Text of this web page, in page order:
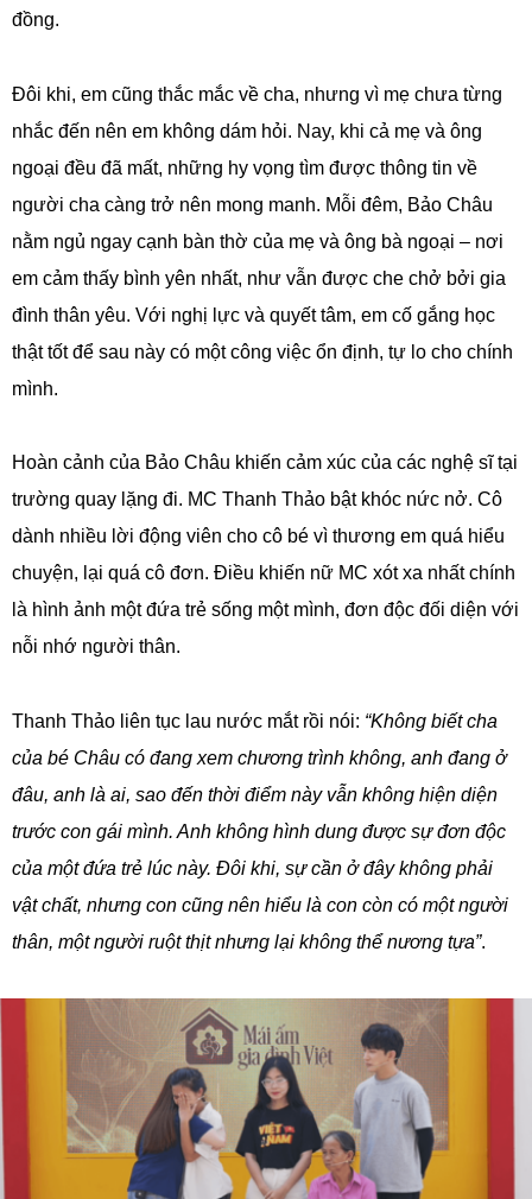
đồng.
Đôi khi, em cũng thắc mắc về cha, nhưng vì mẹ chưa từng
nhắc đến nên em không dám hỏi. Nay, khi cả mẹ và ông
ngoại đều đã mất, những hy vọng tìm được thông tin về
người cha càng trở nên mong manh. Mỗi đêm, Bảo Châu
nằm ngủ ngay cạnh bàn thờ của mẹ và ông bà ngoại – nơi
em cảm thấy bình yên nhất, như vẫn được che chở bởi gia
đình thân yêu. Với nghị lực và quyết tâm, em cố gắng học
thật tốt để sau này có một công việc ổn định, tự lo cho chính
mình.
Hoàn cảnh của Bảo Châu khiến cảm xúc của các nghệ sĩ tại
trường quay lặng đi. MC Thanh Thảo bật khóc nức nở. Cô
dành nhiều lời động viên cho cô bé vì thương em quá hiểu
chuyện, lại quá cô đơn. Điều khiến nữ MC xót xa nhất chính
là hình ảnh một đứa trẻ sống một mình, đơn độc đối diện với
nỗi nhớ người thân.
Thanh Thảo liên tục lau nước mắt rồi nói: “Không biết cha
của bé Châu có đang xem chương trình không, anh đang ở
đâu, anh là ai, sao đến thời điểm này vẫn không hiện diện
trước con gái mình. Anh không hình dung được sự đơn độc
của một đứa trẻ lúc này. Đôi khi, sự cần ở đây không phải
vật chất, nhưng con cũng nên hiểu là con còn có một người
thân, một người ruột thịt nhưng lại không thể nương tựa”.